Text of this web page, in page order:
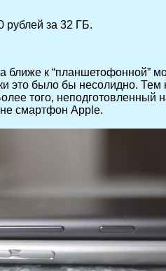
рублей за 32 ГБ.
ближе к
было бы несолидно. Тем
того, неподготовленный
смартфон Apple.